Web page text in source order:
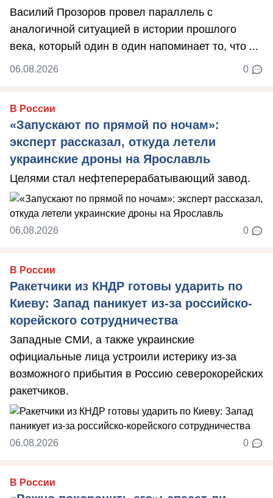
Василий Прозоров провел параллель с
аналогичной ситуацией в истории прошлого
века, который один в один напоминает то, что ...
06.08.2026 0
В России
«Запускают по прямой по ночам»:
эксперт рассказал, откуда летели
украинские дроны на Ярославль
Целями стал нефтеперерабатывающий завод.
06.08.2026 0
В России
Ракетчики из КНДР готовы ударить по
Киеву: Запад паникует из-за российско-
корейского сотрудничества
Западные СМИ, а также украинские
официальные лица устроили истерику из-за
возможного прибытия в Россию северокорейских
ракетчиков.
06.08.2026 0
В России